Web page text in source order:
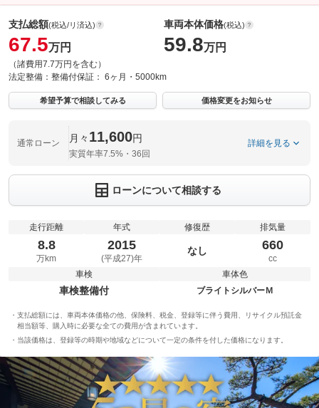
支払総額(税込/リ済込)
67.5万円
（諸費用7.7万円を含む）
車両本体価格(税込)
59.8万円
法定整備： 整備付保証： 6ヶ月・5000km
希望予算で相談してみる 価格変更をお知らせ
通常ローン 月々 11,600円
実質年率7.5%・36回
詳細を見る
ローンについて相談する
走行距離
8.8
万km
年式
2015
(平成27)年
修復歴
なし
排気量
660
cc
車検
車検整備付
車体色
ブライトシルバーＭ
支払総額には、車両本体価格の他、保険料、税金、登録等に伴う費用、リサイクル預託金
相当額等、購入時に必要な全ての費用が含まれています。
当該価格は、登録等の時期や地域などについて一定の条件を付した価格になります。